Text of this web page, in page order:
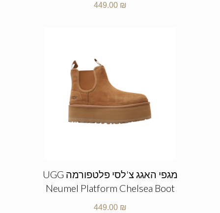
449.00 ₪
מגפי האגג צ'לסי פלטפורמה UGG
Neumel Platform Chelsea Boot
449.00 ₪